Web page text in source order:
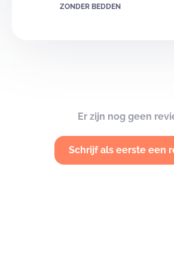
ZONDER BEDDEN
Er zijn nog geen
Schrijf als eerste een